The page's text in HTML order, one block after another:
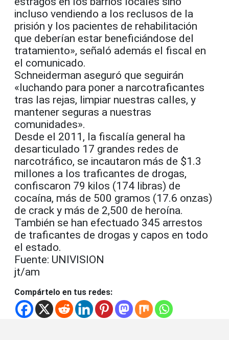
incluso vendiendo a los reclusos de la
prisión y los pacientes de rehabilitación
que deberían estar beneficiándose del
tratamiento», señaló además el fiscal en
el comunicado.
Schneiderman aseguró que seguirán
«luchando para poner a narcotraficantes
tras las rejas, limpiar nuestras calles, y
mantener seguras a nuestras
comunidades».
Desde el 2011, la fiscalía general ha
desarticulado 17 grandes redes de
narcotráfico, se incautaron más de $1.3
millones a los traficantes de drogas,
confiscaron 79 kilos (174 libras) de
cocaína, más de 500 gramos (17.6 onzas)
de crack y más de 2,500 de heroína.
También se han efectuado 345 arrestos
de traficantes de drogas y capos en todo
el estado.
Fuente: UNIVISION
jt/am
Compártelo en tus redes: